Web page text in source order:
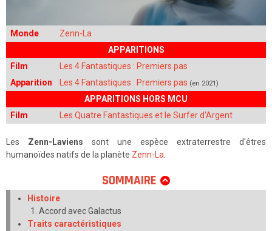
Monde
Zenn-La
APPARITIONS
Film
Les 4 Fantastiques : Premiers pas
Apparition
Les 4 Fantastiques : Premiers pas (en 2021)
APPARITIONS HORS MCU
Film
Les Quatre Fantastiques et le Surfer d'Argent
Les Zenn-Laviens sont une espèce extraterrestre d'êtres
humanoïdes natifs de la planète Zenn-La
SOMMAIRE
Histoire
Accord avec Galactus
Traits caractéristiques